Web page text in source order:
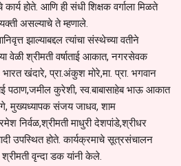
होते. आणि ही संधी शिक्षक वर्गाला मिळते
असल्याचे ते म्हणाले.
झाल्याबद्दल त्यांचा संस्थेच्या वतीने
वेळी श्रीमती वर्षाताई आकात, नगरसेवक
खंदारे, प्रा.अंकुश मोरे,मा. प्रा. भगवान
कुरेशी, स्व.बाबासाहेब भाऊ आकात
मुख्यध्यापक संजय जाधव, शाम
निर्वळ,श्रीमती माधुरी देशपांडे,श्रीधर
उपस्थित होते. कार्यक्रमाचे सूत्रसंचालन
वृन्दा डक यांनी केले.